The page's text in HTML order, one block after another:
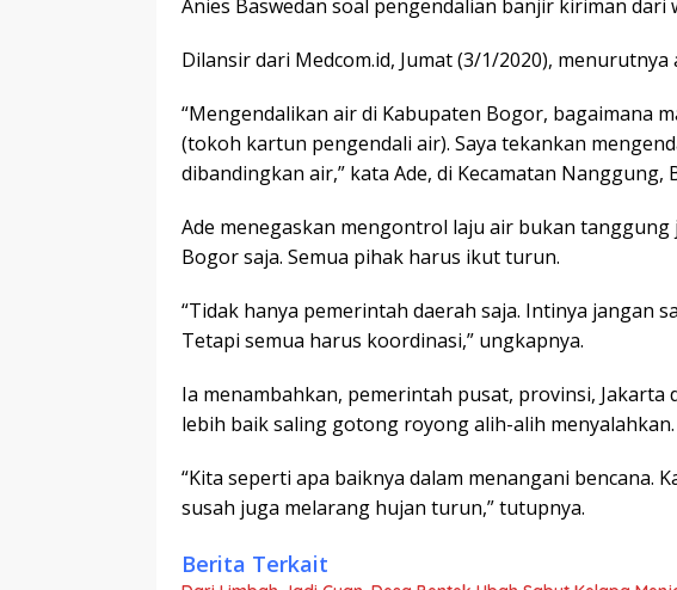
Anies Baswedan soal pengendalian banjir kiriman dari
Dilansir dari Medcom.id, Jumat (3/1/2020),
“Mengendalikan air di Kabupaten Bogor, bagaimana
(tokoh kartun pengendali air). Saya tekankan
dibandingkan air,” kata Ade, di Kecamatan Nanggung,
Ade menegaskan mengontrol laju air bukan
Bogor saja. Semua pihak harus ikut turun.
“Tidak hanya pemerintah daerah saja. Intinya jangan
Tetapi semua harus koordinasi,” ungkapnya.
Ia menambahkan, pemerintah pusat, provinsi, Jakarta
lebih baik saling gotong royong alih-alih menyalahkan.
“Kita seperti apa baiknya dalam menangani bencana.
susah juga melarang hujan turun,” tutupnya.
Berita Terkait